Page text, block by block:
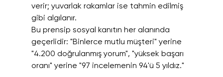
verir; yuvarlak rakamlar ise tahmin edilmiş
gibi algılanır.
Bu prensip sosyal kanıtın her alanında
geçerlidir: "Binlerce mutlu müşteri" yerine
"4.200 doğrulanmış yorum", "yüksek başarı
oranı" yerine "97 incelemenin 94'ü 5 yıldız."